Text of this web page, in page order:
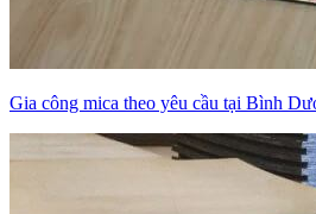
Gia công mica theo yêu cầu tại Bình